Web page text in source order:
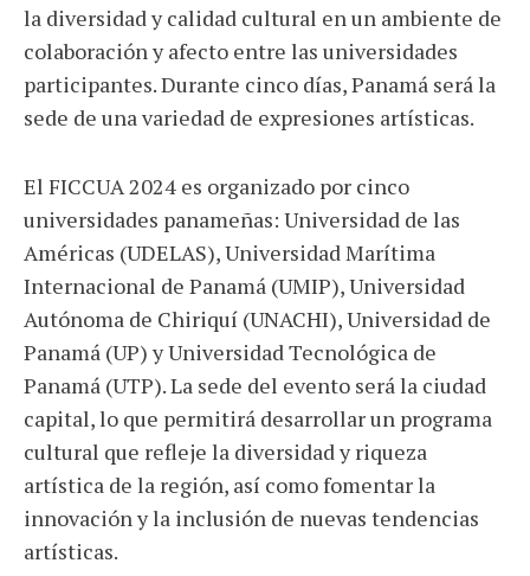
la diversidad y calidad cultural en un ambiente de
colaboración y afecto entre las universidades
participantes. Durante cinco días, Panamá será la
sede de una variedad de expresiones artísticas.
El FICCUA 2024 es organizado por cinco
universidades panameñas: Universidad de las
Américas (UDELAS), Universidad Marítima
Internacional de Panamá (UMIP), Universidad
Autónoma de Chiriquí (UNACHI), Universidad de
Panamá (UP) y Universidad Tecnológica de
Panamá (UTP). La sede del evento será la ciudad
capital, lo que permitirá desarrollar un programa
cultural que refleje la diversidad y riqueza
artística de la región, así como fomentar la
innovación y la inclusión de nuevas tendencias
artísticas.